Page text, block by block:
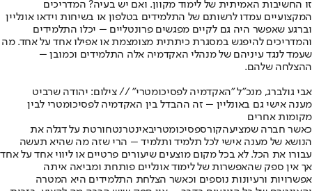
זו החשיבות האמיתית של לימוד מקוון. ואם יש בעיה? המדריכים
המקצועיים עמדו לרשותם של התלמידים בטלפון או בשיחות וידאו אונליין
וברגע שאפשר היה גם לקיים מפגשים פרונטליים – יכלו התלמידים
והמדריכים להיפגש במסגרת כיתתית מצומצמת או אפילו אחד על אחד. מה
שעמד לנגד עיניהם של מנהלי האקדמיה אלה התלמידים וכמובן –
ההצלחה שלהם.
אבי גולברג, מנכ"ל "האקדמיה לפסיכומטרי" // צילום: יהודה שרביט
מענה אישי גם באונליין – זה ההבדל בין האקדמיה לפסיכומטרי לבין
מקומות אחרים
כאשר חברה שמציעהקורספסיכומטריבאינטרנטחורטת על דגלה את
הנושא של מענה אישי לכל תלמיד ותלמיד – הרי שזה מה שהיא תעשה
עבורו את הכל. לא בכל מקום מוצעים שיעורים פרטיים או ליווי אחד על אחד
אך אין ספק שהאפשרות של לימוד אונליים פותחת ומביאה איתה
אפשרויות ורעיונות נוספים וכאשר הצלחת התלמידים היא המטרה